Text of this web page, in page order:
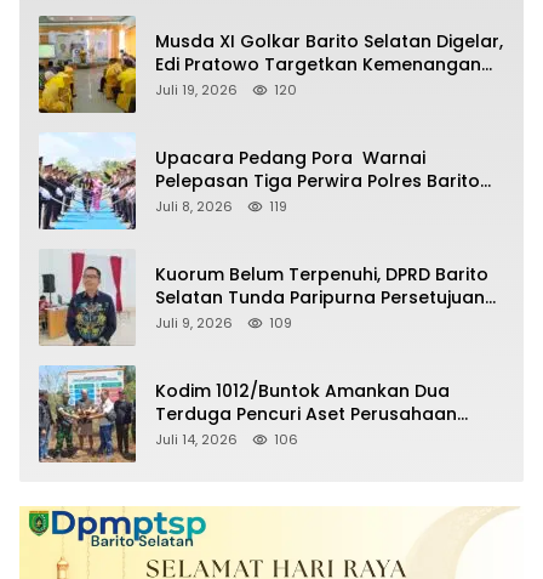
Musda XI Golkar Barito Selatan Digelar,
Edi Pratowo Targetkan Kemenangan
Partai pada Pemilu Mendatang
Juli 19, 2026 120
Upacara Pedang Pora Warnai
Pelepasan Tiga Perwira Polres Barito
Selatan Masuki Masa Pensiun
Juli 8, 2026 119
Kuorum Belum Terpenuhi, DPRD Barito
Selatan Tunda Paripurna Persetujuan
Raperda Pertanggungjawaban APBD
Juli 9, 2026 109
Kodim 1012/Buntok Amankan Dua
Terduga Pencuri Aset Perusahaan
Sitaan Satgas PKH, Satu Paket Diduga
Juli 14, 2026 106